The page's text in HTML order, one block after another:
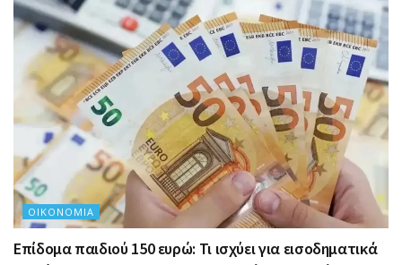
ΟΙΚΟΝΟΜΊΑ
Επίδομα παιδιού 150 ευρώ: Τι ισχύει για εισοδηματικά